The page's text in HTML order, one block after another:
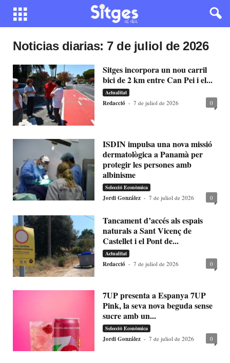
Noticias diarias: 7 de juliol de 2026
Sitges incorpora un nou carril
bici de 2 km entre Can Pei i el...
Actualitat
Redacció - 7 de juliol de 2026 0
ISDIN impulsa una nova missió
dermatològica a Panamà per
protegir les persones amb
albinisme
Selecció Econòmica
Jordi González - 7 de juliol de 2026 0
Tancament d’accés als espais
naturals a Sant Vicenç de
Castellet i el Pont de...
Actualitat
Redacció - 7 de juliol de 2026 0
7UP presenta a Espanya 7UP
Pink, la seva nova beguda sense
sucre amb un...
Selecció Econòmica
Jordi González - 7 de juliol de 2026 0